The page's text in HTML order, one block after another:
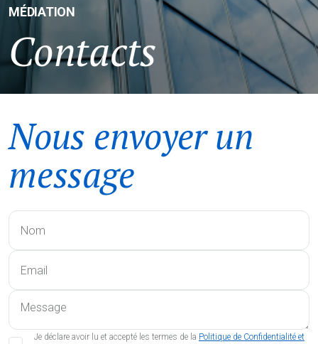
MÉDIATION
Contacts
Nous envoyer un
message
Je déclare avoir lu et accepté les termes de la Politique de Confidentialité et